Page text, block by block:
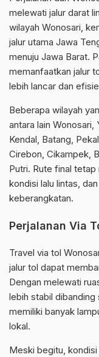
melewati jalur darat
wilayah Wonosari,
jalur utama Jawa
menuju Jawa Barat.
memanfaatkan jalur
lebih lancar dan
Beberapa wilayah
antara lain Wonosari,
Kendal, Batang,
Cirebon, Cikampek,
Putri. Rute final
kondisi lalu lintas,
keberangkatan.
Perjalanan Via
Travel via tol
jalur tol dapat
Dengan melewati
lebih stabil dibanding
memiliki banyak
lokal.
Meski begitu,